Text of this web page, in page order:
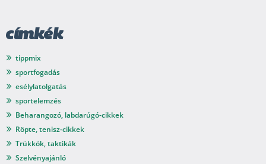
címkék
tippmix
sportfogadás
esélylatolgatás
sportelemzés
Beharangozó, labdarúgó-cikkek
Röpte, tenisz-cikkek
Trükkök, taktikák
Szelvényajánló